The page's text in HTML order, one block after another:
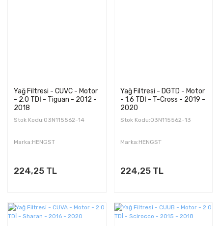
Yağ Filtresi - CUVC - Motor
- 2.0 TDİ - Tiguan - 2012 -
2018
Stok Kodu:03N115562-14
Marka:HENGST
224,25 TL
Yağ Filtresi - DGTD - Motor
- 1.6 TDİ - T-Cross - 2019 -
2020
Stok Kodu:03N115562-13
Marka:HENGST
224,25 TL